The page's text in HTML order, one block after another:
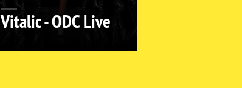
Vitalic - ODC Live